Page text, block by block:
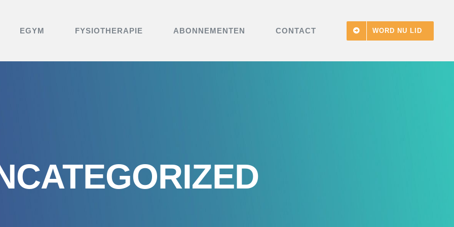
EGYM FYSIOTHERAPIE ABONNEMENTEN CONTACT WORD NU LID